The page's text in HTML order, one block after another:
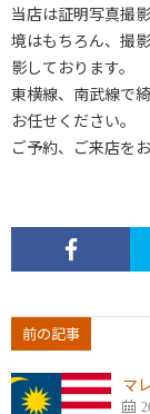
当店は証明写真撮
境はもちろん、撮
影しております。
東横線、南武線で
お任せください。
ご予約、ご来店を
前の記事
マ